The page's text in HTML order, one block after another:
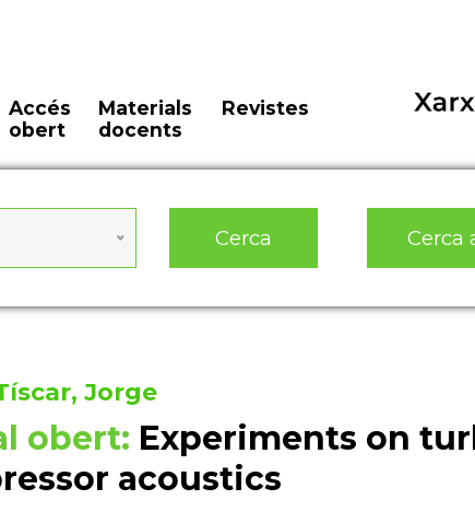
Accés
obert
Materials
docents
Revistes
Cerca Cerca
Jorge
obert: Experiments on
acoustics